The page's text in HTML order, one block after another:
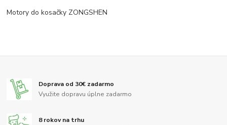
Motory do kosačky ZONGSHEN
Doprava od 30€ zadarmo
Využite dopravu úplne zadarmo
8 rokov na trhu